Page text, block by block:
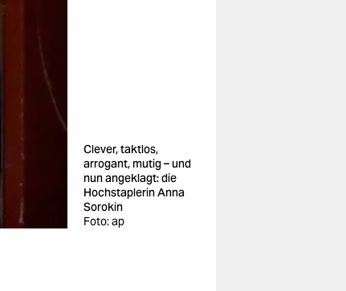
Clever, taktlos,
arrogant, mutig – und
nun angeklagt: die
Hochstaplerin Anna
Sorokin
Foto: ap